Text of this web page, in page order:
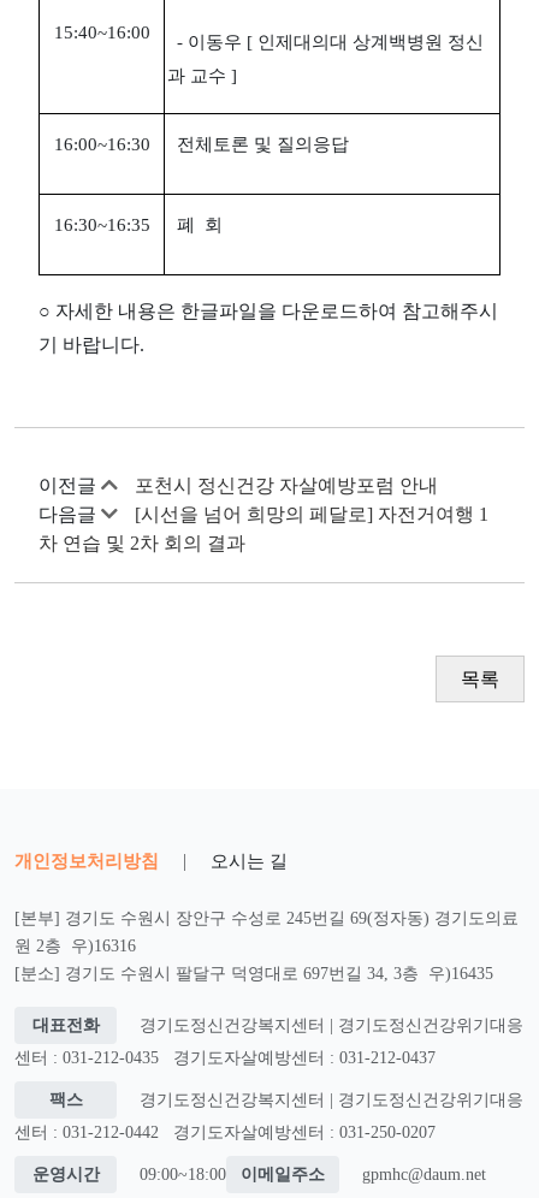
15:40~16:00
- 이동우 [ 인제대의대 상계백병원 정신
과 교수 ]
16:00~16:30 전체토론 및 질의응답
16:30~16:35 폐 회
○ 자세한 내용은 한글파일을 다운로드하여 참고해주시
기 바랍니다.
이전글
포천시 정신건강 자살예방포럼 안내
다음글
[시선을 넘어 희망의 페달로] 자전거여행 1
차 연습 및 2차 회의 결과
목록
개인정보처리방침 | 오시는 길
[본부] 경기도 수원시 장안구 수성로 245번길 69(정자동) 경기도의료
원 2층 우)16316
[분소] 경기도 수원시 팔달구 덕영대로 697번길 34, 3층 우)16435
대표전화
경기도정신건강복지센터 | 경기도정신건강위기대응
센터 : 031-212-0435
경기도자살예방센터 : 031-212-0437
팩스
경기도정신건강복지센터 | 경기도정신건강위기대응
센터 : 031-212-0442
경기도자살예방센터 : 031-250-0207
운영시간 09:00~18:00 이메일주소 gpmhc@daum.net